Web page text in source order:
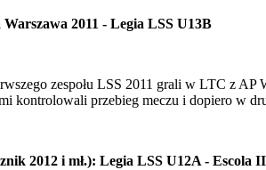
2011 - Legia LSS U13B
zespołu LSS 2011 grali w LTC z
kontrolowali przebieg meczu i dopiero w
2012 i mł.): Legia LSS U12A - Escola